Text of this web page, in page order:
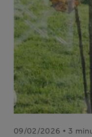
09/02/2026 • 3